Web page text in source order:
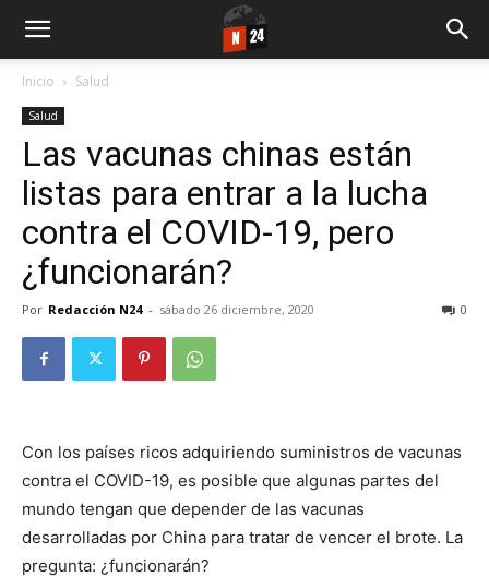
Inicio Salud
Salud
Las vacunas chinas están
listas para entrar a la lucha
contra el COVID-19, pero
¿funcionarán?
Por Redacción N24 - sábado 26 diciembre, 2020 0
Con los países ricos adquiriendo suministros de vacunas
contra el COVID-19, es posible que algunas partes del
mundo tengan que depender de las vacunas
desarrolladas por China para tratar de vencer el brote. La
pregunta: ¿funcionarán?